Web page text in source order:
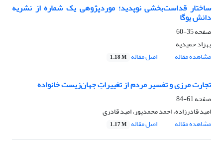
ساختار قداست‌بخشی نوپدید؛ موردپژوهی یک شماره از نشریه
دانش یوگا
صفحه35-60
بهزاد حمیدیه
مشاهده مقاله
اصل مقاله 1.18 M
تجارت مرزی و تفسیر مردم از تغییراتِ جهان‌زیست خانواده
صفحه61-84
امید قادرزاده، احمد محمدپور، امید قادری
مشاهده مقاله
اصل مقاله 1.17 M